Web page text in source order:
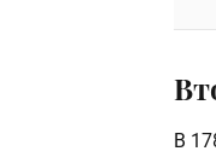
В